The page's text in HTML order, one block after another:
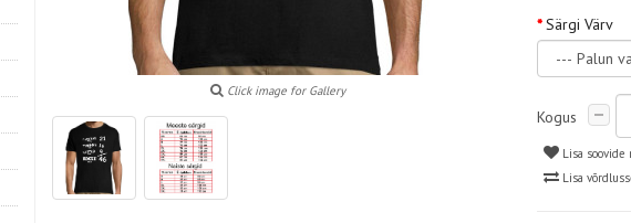
Click image for Gallery
Särgi Värv
Kogus
Lisa
Lisa